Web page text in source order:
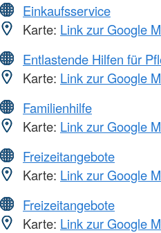
Einkaufsservice
Karte: Link zur Google
Entlastende Hilfen für
Karte: Link zur Google
Familienhilfe
Karte: Link zur Google
Freizeitangebote
Karte: Link zur Google
Freizeitangebote
Karte: Link zur Google